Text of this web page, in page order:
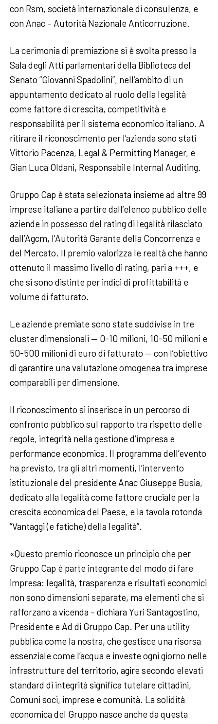
con Rsm, società internazionale di consulenza, e
con Anac – Autorità Nazionale Anticorruzione.
La cerimonia di premiazione si è svolta presso la
Sala degli Atti parlamentari della Biblioteca del
Senato “Giovanni Spadolini”, nell’ambito di un
appuntamento dedicato al ruolo della legalità
come fattore di crescita, competitività e
responsabilità per il sistema economico italiano. A
ritirare il riconoscimento per l’azienda sono stati
Vittorio Pacenza, Legal & Permitting Manager, e
Gian Luca Oldani, Responsabile Internal Auditing.
Gruppo Cap è stata selezionata insieme ad altre 99
imprese italiane a partire dall’elenco pubblico delle
aziende in possesso del rating di legalità rilasciato
dall’Agcm, l’Autorità Garante della Concorrenza e
del Mercato. Il premio valorizza le realtà che hanno
ottenuto il massimo livello di rating, pari a +++, e
che si sono distinte per indici di profittabilità e
volume di fatturato.
Le aziende premiate sono state suddivise in tre
cluster dimensionali — 0-10 milioni, 10-50 milioni e
50-500 milioni di euro di fatturato — con l’obiettivo
di garantire una valutazione omogenea tra imprese
comparabili per dimensione.
Il riconoscimento si inserisce in un percorso di
confronto pubblico sul rapporto tra rispetto delle
regole, integrità nella gestione d’impresa e
performance economica. Il programma dell’evento
ha previsto, tra gli altri momenti, l’intervento
istituzionale del presidente Anac Giuseppe Busia,
dedicato alla legalità come fattore cruciale per la
crescita economica del Paese, e la tavola rotonda
“Vantaggi (e fatiche) della legalità”.
«Questo premio riconosce un principio che per
Gruppo Cap è parte integrante del modo di fare
impresa: legalità, trasparenza e risultati economici
non sono dimensioni separate, ma elementi che si
rafforzano a vicenda – dichiara Yuri Santagostino,
Presidente e Ad di Gruppo Cap. Per una utility
pubblica come la nostra, che gestisce una risorsa
essenziale come l’acqua e investe ogni giorno nelle
infrastrutture del territorio, agire secondo elevati
standard di integrità significa tutelare cittadini,
Comuni soci, imprese e comunità. La solidità
economica del Gruppo nasce anche da questa